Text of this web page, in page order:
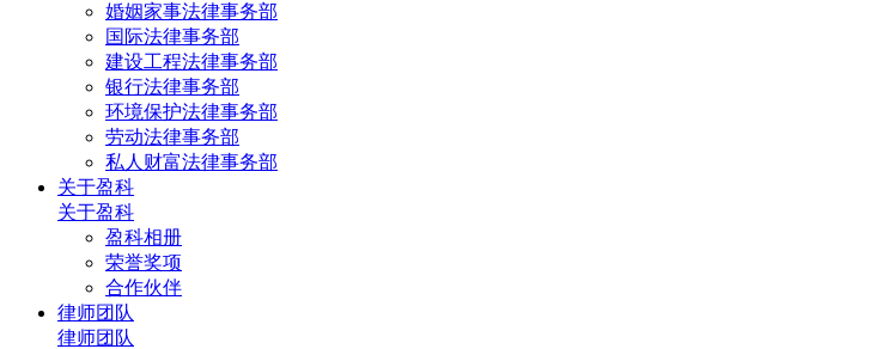
婚姻家事法律事务部
国际法律事务部
建设工程法律事务部
银行法律事务部
环境保护法律事务部
劳动法律事务部
私人财富法律事务部
关于盈科
关于盈科
盈科相册
荣誉奖项
合作伙伴
律师团队
律师团队